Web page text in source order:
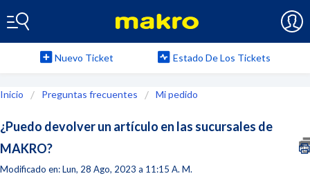
Nuevo Ticket Estado De Los Tickets
Inicio Preguntas frecuentes Mi pedido
¿Puedo devolver un artículo en las sucursales de
MAKRO?
Modificado en: Lun, 28 Ago, 2023 a 11:15 A. M.